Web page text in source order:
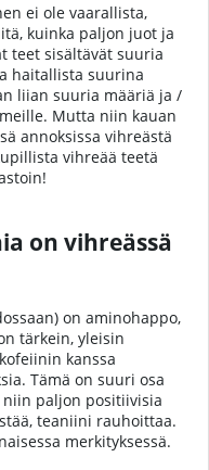
ei ole vaarallista,
kuinka paljon juot ja
teet sisältävät suuria
haitallista suurina
liian suuria määriä ja /
Mutta niin kauan
annoksissa vihreästä
vihreää teetä
on vihreässä
on aminohappo,
tärkein, yleisin
kanssa
Tämä on suuri osa
paljon positiivisia
teaniini rauhoittaa.
merkityksessä.